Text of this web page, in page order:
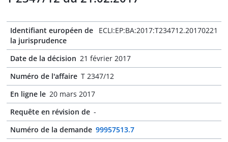
Identifiant européen de
la jurisprudence
ECLI:EP:BA:2017:T234712.20170221
Date de la décision 21 février 2017
Numéro de l'affaire T 2347/12
En ligne le 20 mars 2017
Requête en révision de -
Numéro de la demande 99957513.7